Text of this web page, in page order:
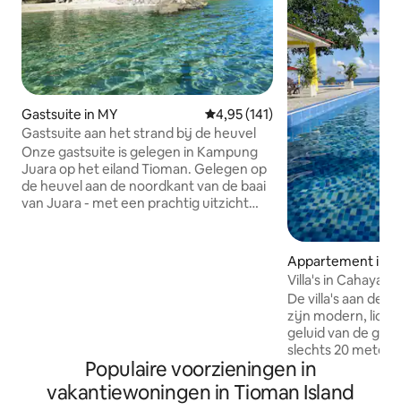
Gastsuite in MY Gemiddelde beoordeling van
4,95 (141)
Gastsuite aan het strand bij de heuvel
Onze gastsuite is gelegen in Kampung
Juara op het eiland Tioman. Gelegen op
de heuvel aan de noordkant van de baai
van Juara - met een prachtig uitzicht
de woning te lopen.
Appartement in
Villa's in Cahaya
De villa's aan de
zijn modern, licht
geluid van de
slechts 20 meter
of de patio van je villa. Als gast
Cahaya Asah
toegang tot het
Populaire voorzieningen in
vakantiewoningen in Tioman Island